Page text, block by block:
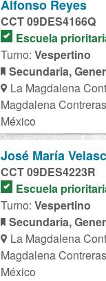
Alfonso Reyes
CCT 09DES4166Q
Escuela
Turno: Vespertino
Secundaria,
La Magdalena
Magdalena
México
José María
CCT 09DES4223R
Escuela
Turno: Vespertino
Secundaria,
La Magdalena
Magdalena
México